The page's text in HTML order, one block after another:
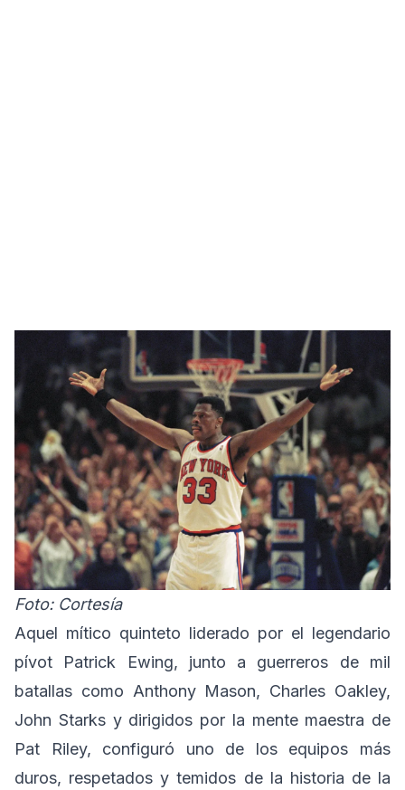
Foto: Cortesía
Aquel mítico quinteto liderado por el legendario
pívot Patrick Ewing, junto a guerreros de mil
batallas como Anthony Mason, Charles Oakley,
John Starks y dirigidos por la mente maestra de
Pat Riley, configuró uno de los equipos más
duros, respetados y temidos de la historia de la